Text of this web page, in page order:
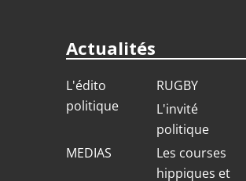
Actualités
L'édito
politique
RUGBY
L'invité
politique
MEDIAS
Les courses
hippiques et